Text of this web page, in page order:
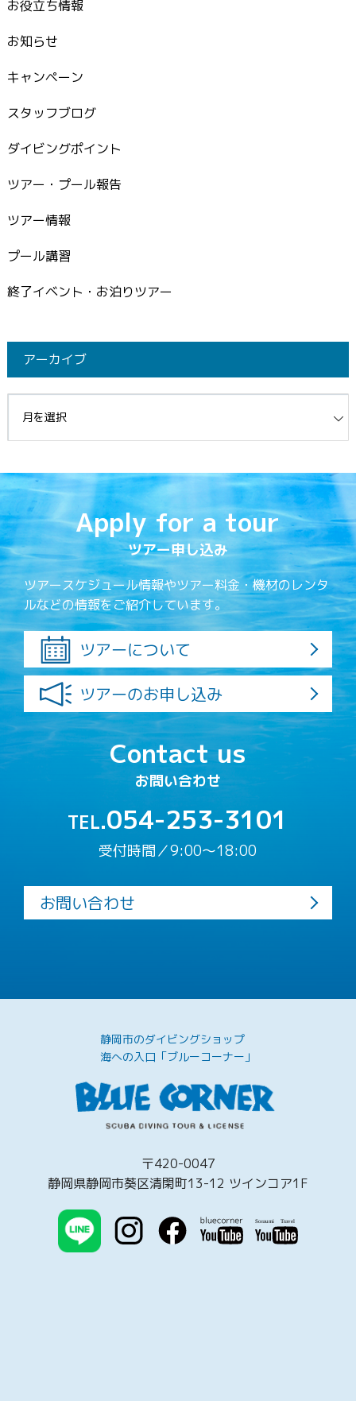
お役立ち情報
お知らせ
キャンペーン
スタッフブログ
ダイビングポイント
ツアー・プール報告
ツアー情報
プール講習
終了イベント・お泊りツアー
アーカイブ
Apply for a tour
ツアー申し込み
ツアースケジュール情報やツアー料金・機材のレンタ
ルなどの情報をご紹介しています。
ツアーについて
ツアーのお申し込み
Contact us
お問い合わせ
TEL.054-253-3101
受付時間／9:00〜18:00
お問い合わせ
静岡市のダイビングショップ
海への入口「ブルーコーナー」
〒420-0047
静岡県静岡市葵区清閑町13-12 ツインコア1F